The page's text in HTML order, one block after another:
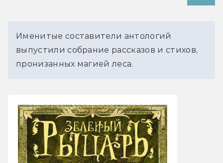
Именитые составители антологий
выпустили собрание рассказов и стихов,
пронизанных магией леса.